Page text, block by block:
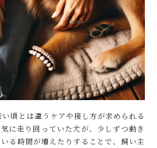
頃とは違うケアや接し方が求められる
に走り回っていた犬が、少しずつ動き
る時間が増えたりすることで、飼い主